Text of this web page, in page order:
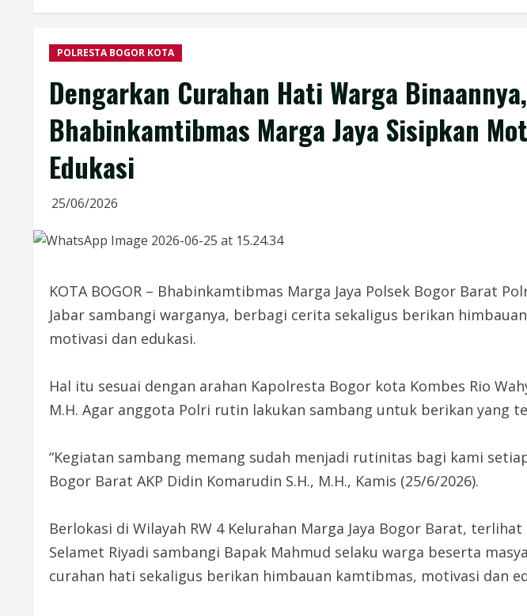
POLRESTA BOGOR KOTA
Dengarkan Curahan Hati Warga Binaannya,
Bhabinkamtibmas Marga Jaya Sisipkan
Edukasi
25/06/2026
KOTA BOGOR – Bhabinkamtibmas Marga Jaya Polsek Bogor Barat
Jabar sambangi warganya, berbagi cerita sekaligus berikan
motivasi dan edukasi.
Hal itu sesuai dengan arahan Kapolresta Bogor kota Kombes Rio
M.H. Agar anggota Polri rutin lakukan sambang untuk berikan yang
“Kegiatan sambang memang sudah menjadi rutinitas bagi kami
Bogor Barat AKP Didin Komarudin S.H., M.H., Kamis (25/6/2026).
Berlokasi di Wilayah RW 4 Kelurahan Marga Jaya Bogor Barat,
Selamet Riyadi sambangi Bapak Mahmud selaku warga beserta
curahan hati sekaligus berikan himbauan kamtibmas, motivasi dan